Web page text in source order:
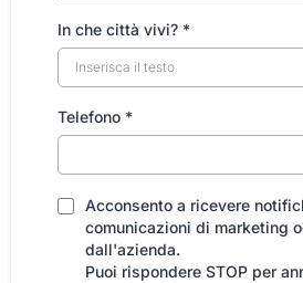
In che città vivi? *
Telefono *
Acconsento a ricevere
comunicazioni di marketing
dall'azienda.
Puoi rispondere STOP per